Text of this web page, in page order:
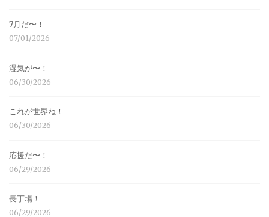
7月だ〜！
07/01/2026
湿気が〜！
06/30/2026
これが世界ね！
06/30/2026
応援だ〜！
06/29/2026
長丁場！
06/29/2026